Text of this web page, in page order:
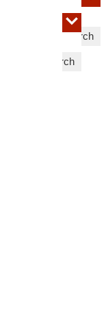
Search
Search